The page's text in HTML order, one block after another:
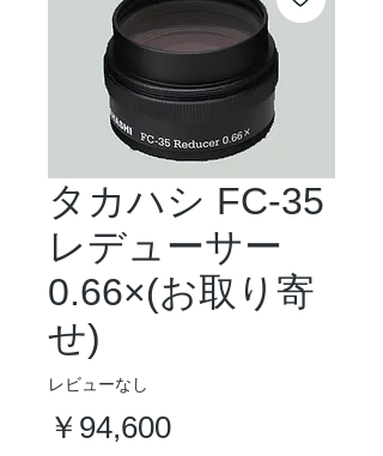
タカハシ FC-35
レデューサー
0.66×(お取り寄
せ)
レビューなし
￥94,600価